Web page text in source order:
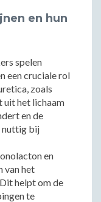
en hun
spelen
een cruciale rol
zoals
uit het lichaam
en de
nuttig bij
en
van het
helpt om de
te